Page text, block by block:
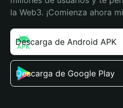
la Web3. ¡Comienza ahora
Descarga de Android APK
Descarga de Google Play